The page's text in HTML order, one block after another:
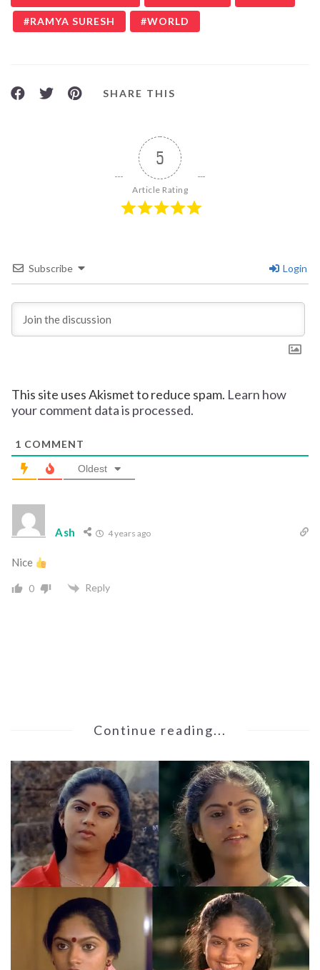
RAMYA SURESH WORLD
SHARE THIS
5
Article Rating
Subscribe Login
This site uses Akismet to reduce spam. Learn how
your comment data is processed.
1 COMMENT
Oldest
Ash 4 years ago
Nice
0 Reply
Continue reading...